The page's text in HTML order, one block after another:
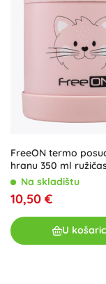
FreeON termo
hranu 350 ml
Na skladištu
10,50 €
U